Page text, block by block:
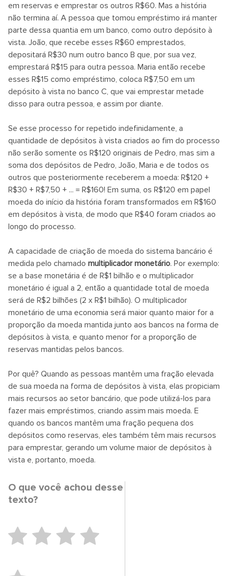
em reservas e emprestar os outros R$60. Mas a história
não termina aí. A pessoa que tomou empréstimo irá manter
parte dessa quantia em um banco, como outro depósito à
vista. João, que recebe esses R$60 emprestados,
depositará R$30 num outro banco B que, por sua vez,
emprestará R$15 para outra pessoa. Maria então recebe
esses R$15 como empréstimo, coloca R$7,50 em um
depósito à vista no banco C, que vai emprestar metade
disso para outra pessoa, e assim por diante.
Se esse processo for repetido indefinidamente, a
quantidade de depósitos à vista criados ao fim do processo
não serão somente os R$120 originais de Pedro, mas sim a
soma dos depósitos de Pedro, João, Maria e de todos os
outros que posteriormente receberem a moeda: R$120 +
R$30 + R$7,50 + ... = R$160! Em suma, os R$120 em papel
moeda do início da história foram transformados em R$160
em depósitos à vista, de modo que R$40 foram criados ao
longo do processo.
A capacidade de criação de moeda do sistema bancário é
medida pelo chamadomultiplicador monetário. Por exemplo:
se a base monetária é de R$1 bilhão e o multiplicador
monetário é igual a 2, então a quantidade total de moeda
será de R$2 bilhões (2 x R$1 bilhão). O multiplicador
monetário de uma economia será maior quanto maior for a
proporção da moeda mantida junto aos bancos na forma de
depósitos à vista, e quanto menor for a proporção de
reservas mantidas pelos bancos.
Por quê? Quando as pessoas mantêm uma fração elevada
de sua moeda na forma de depósitos à vista, elas propiciam
mais recursos ao setor bancário, que pode utilizá-los para
fazer mais empréstimos, criando assim mais moeda. E
quando os bancos mantêm uma fração pequena dos
depósitos como reservas, eles também têm mais recursos
para emprestar, gerando um volume maior de depósitos à
vista e, portanto, moeda.
O que você achou desse
texto?